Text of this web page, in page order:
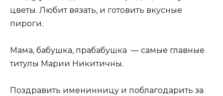
цветы. Любит вязать, и готовить вкусные
пироги.
Мама, бабушка, прабабушка — самые главные
титулы Марии Никитичны.
Поздравить именинницу и поблагодарить за